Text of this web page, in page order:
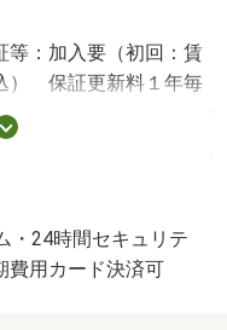
等：加入要（初回：賃
） 保証更新料１年毎
なる物件も全て紹介
パマンショップ』☆ネ
室状況をお問合せ下さ
/エアコン清掃費用
ポート （課税対
・24時間セキュリテ
費用カード決済可